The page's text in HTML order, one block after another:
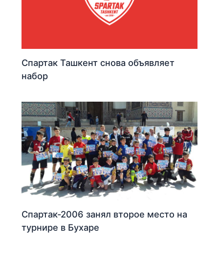
Спартак Ташкент снова объявляет
набор
Спартак-2006 занял второе место на
турнире в Бухаре